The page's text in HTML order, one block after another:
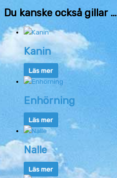
Du kanske också gillar …
Kanin
Läs mer
Enhörning
Läs mer
Nalle
Läs mer